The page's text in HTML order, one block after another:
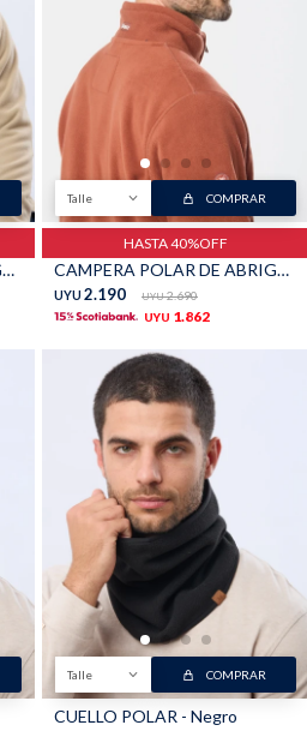
CAMPERA POLAR DE ABRIGO - Beige
Talle COMPRAR
HASTA 40%OFF
CAMPERA POLAR DE ABRIGO - Terracota
UYU 2.190 UYU 2.690
UYU 1.862
Talle COMPRAR
CUELLO POLAR - Negro